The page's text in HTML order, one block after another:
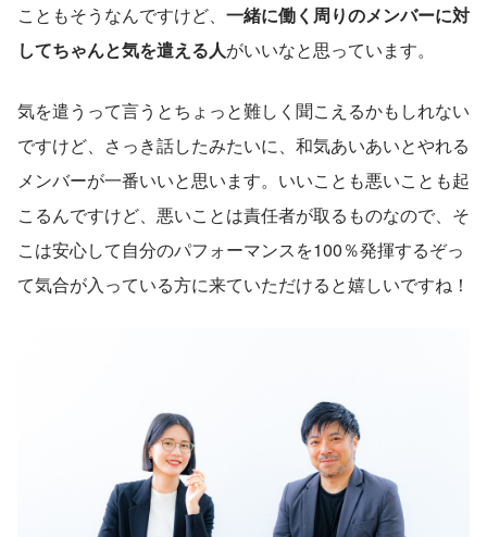
こともそうなんですけど、 一緒に働く周りのメンバーに対
してちゃんと気を遣える人がいいなと思っています。
気を遣うって言うとちょっと難しく聞こえるかもしれない
ですけど、さっき話したみたいに、和気あいあいとやれる
メンバーが一番いいと思います。いいことも悪いことも起
こるんですけど、悪いことは責任者が取るものなので、そ
こは安心して自分のパフォーマンスを100％発揮するぞっ
て気合が入っている方に来ていただけると嬉しいですね！